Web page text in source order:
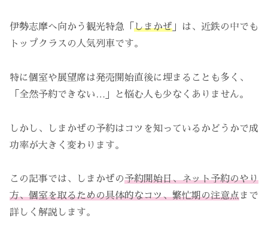
伊勢志摩へ向かう観光特急「 しまかぜ 」は、近鉄の中でも
トップクラスの人気列車です。
特に個室や展望席は発売開始直後に埋まることも多く、
「全然予約できない…」と悩む人も少なくありません。
しかし、しまかぜの予約はコツを知っているかどうかで成
功率が大きく変わります。
この記事では、しまかぜの予約開始日、ネット予約のやり
方、個室を取るための具体的なコツ、繁忙期の注意点まで
詳しく解説します。